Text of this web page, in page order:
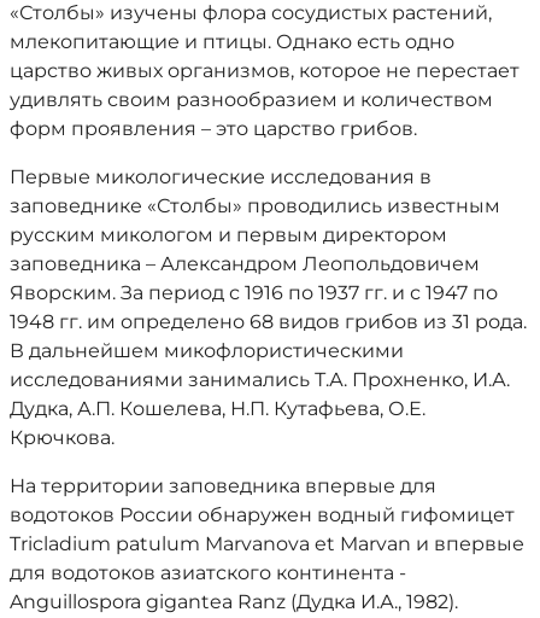
«Столбы» изучены флора сосудистых растений,
млекопитающие и птицы. Однако есть одно
царство живых организмов, которое не перестает
удивлять своим разнообразием и количеством
форм проявления – это царство грибов.
Первые микологические исследования в
заповеднике «Столбы» проводились известным
русским микологом и первым директором
заповедника – Александром Леопольдовичем
Яворским. За период с 1916 по 1937 гг. и с 1947 по
1948 гг. им определено 68 видов грибов из 31 рода.
В дальнейшем микофлористическими
исследованиями занимались Т.А. Прохненко, И.А.
Дудка, А.П. Кошелева, Н.П. Кутафьева, О.Е.
Крючкова.
На территории заповедника впервые для
водотоков России обнаружен водный гифомицет
Tricladium patulum Marvanova et Marvan и впервые
для водотоков азиатского континента -
Anguillospora gigantea Ranz (Дудка И.А., 1982).